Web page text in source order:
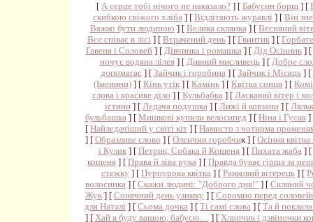
[ А серце тобі нічого не наказало? ] [ Бабусин борщ ] [
скибкою свіжого хліба ] [ Відлітають журавлі ] [ Він
Важко бути людиною ] [ Велика склянка] [ Весняний
Все співає в лісі ] [ Втрачений день ] [ Гвинтик ] [
Ґавеня і Соловей] [ Дівчинка і ромашка] [ Дід Осінник] [
ночує водяна лілея] [ Дивний мисливець] [ Добре
допомагає ] [ Зайчик і горобина] [ Зайчик і Місяць] [
(Іменини) ] [ Кінь утік ] [ Камінь ] [ Квітка сонця ] [
слова і красиве діло ] [ Кульбабка] [ Ласкавий вітер і
істини] [ Ледача подушка] [ Лижі й ковзани] [
бульбашка] [ Мишкові купили велосипед ] [ Ніна і Гусак]
[ Найледачіший у світі кіт ] [ Намисто з чотирма
] [ Образливе слово ] [ Оленчин горобчик ] [ Осіння квітка
і Кулик] [ Петрик, Собака й Кошеня] [ Пихата жаба] [
кошеня ] [ Права й ліва рука ] [ Правда буває гірша за
стежку ] [ Пурпурова квітка ] [ Ранковий вітерець ] [
волосинка ] [ Скажи людині: "Доброго дня!" ] [ Скляний
Жук ] [ Сонячний день узимку ] [ Соромно перед
для Наталі ] [ Сьома дочка ] [ Ті самі слова ] [ Та й
] [ Хай я буду вашою, бабусю… ] [ Хлопчик і дзвіночки